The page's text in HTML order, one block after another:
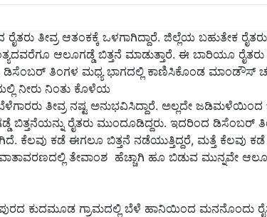
ಪ್ರಮುಖ ತೋಟಗಾರಿಕೆ ಬೆಳೆಯಾದ ಆಲೂಗಡ್ಡೆ ಬೆಳೆಯಲ್ಲಿ
ತೀವ್ರ ಆತಂಕಕ್ಕೆ ಒಳಗಾಗಿದ್ದಾರೆ. ಜಿಲ್ಲೆಯ ಬಹುತೇಕ
ಆಲೂಗಡ್ಡೆ ಬಿತ್ತನೆ ಮಾಡುತ್ತಾರೆ. ಈ ಬಾರಿಯೂ ರೈತರು
ಡಿಸೆಂಬರ್ ತಿಂಗಳ ಮಧ್ಯ ಭಾಗದಲ್ಲಿ ಕಾಣಿಸಿಕೊಂಡ ಮಾಂಡೌಸ್‌
ನೀರು ನಿಂತು ಕೊಳೆಯ
ತೀವ್ರ ನಷ್ಟ ಅನುಭವಿಸಿದ್ದಾರೆ. ಅಲ್ಲದೇ
ಬಿತ್ತನೆಯನ್ನು ರೈತರು ಮುಂದೂಡಿದ್ದರು. ಇದರಿಂದ ಡಿಸೆಂಬರ್
ಕೆಲವು ಕಡೆ ಈಗಲೂ ಬಿತ್ತನೆ ನಡೆಯುತ್ತಿದ್ದರೆ, ಮತ್ತೆ ಕೆಲವು
ತೇವಾಂಶ ಹೆಚ್ಚಾಗಿ ಹೂ ಬಿಡುವ ಮುನ್ನವೇ
ಕುದಮೂಡ ಗ್ರಾಮದಲ್ಲಿ ಬೆಳೆ ಹಾನಿಯಿಂದ ಮನನೊಂದು